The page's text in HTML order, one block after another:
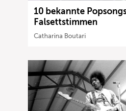
10 bekannte
Falsettstimmen
Catharina Boutari